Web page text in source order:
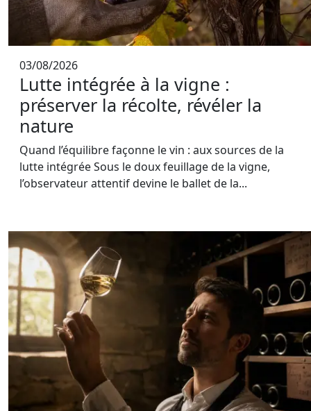
03/08/2026
Lutte intégrée à la vigne :
préserver la récolte, révéler la
nature
Quand l’équilibre façonne le vin : aux sources de la
lutte intégrée Sous le doux feuillage de la vigne,
l’observateur attentif devine le ballet de la...